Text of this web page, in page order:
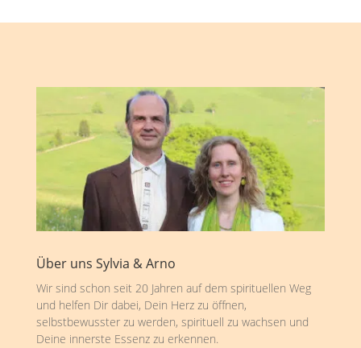
Über uns Sylvia & Arno
Wir sind schon seit 20 Jahren auf dem spirituellen Weg
und helfen Dir dabei, Dein Herz zu öffnen,
selbstbewusster zu werden, spirituell zu wachsen und
Deine innerste Essenz zu erkennen.